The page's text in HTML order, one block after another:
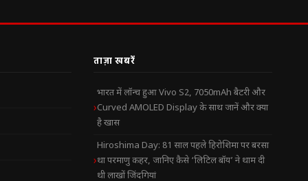
ताज़ा खबरें
भारत में लॉन्च हुआ Vivo S2, 7050mAh बैटरी और
Curved AMOLED Display के साथ जानें और क्या
है खास
Hiroshima Day: 81 साल पहले हिरोशिमा पर बरसा
था परमाणु कहर, जानिए कैसे ‘लिटिल बॉय’ ने थाम दी
थी लाखों जिंदगियां